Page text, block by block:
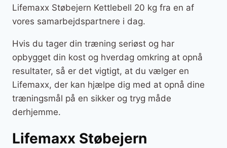
Lifemaxx Støbejern Kettlebell 20 kg fra en af
vores samarbejdspartnere i dag.
Hvis du tager din træning seriøst og har
opbygget din kost og hverdag omkring at opnå
resultater, så er det vigtigt, at du vælger en
Lifemaxx, der kan hjælpe dig med at opnå dine
træningsmål på en sikker og tryg måde
derhjemme.
Lifemaxx Støbejern